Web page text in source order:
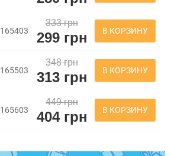
165403
333 грн
299 грн В КОРЗИНУ
165503
348 грн
313 грн В КОРЗИНУ
165603
449 грн
404 грн В КОРЗИНУ